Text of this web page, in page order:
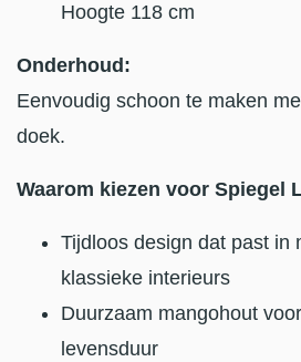
Hoogte 118 cm
Onderhoud:
Eenvoudig schoon te maken
doek.
Waarom kiezen voor Spiegel
Tijdloos design dat past in
klassieke interieurs
Duurzaam mangohout
levensduur